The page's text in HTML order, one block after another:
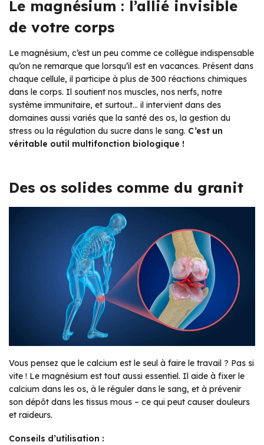
Le magnésium : l’allié invisible
de votre corps
Le magnésium, c’est un peu comme ce collègue indispensable
qu’on ne remarque que lorsqu’il est en vacances. Présent dans
chaque cellule, il participe à plus de 300 réactions chimiques
dans le corps. Il soutient nos muscles, nos nerfs, notre
système immunitaire, et surtout… il intervient dans des
domaines aussi variés que la santé des os, la gestion du
stress ou la régulation du sucre dans le sang. C’est un
véritable outil multifonction biologique !
Des os solides comme du granit
Vous pensez que le calcium est le seul à faire le travail ? Pas si
vite ! Le magnésium est tout aussi essentiel. Il aide à fixer le
calcium dans les os, à le réguler dans le sang, et à prévenir
son dépôt dans les tissus mous – ce qui peut causer douleurs
et raideurs.
Conseils d’utilisation :